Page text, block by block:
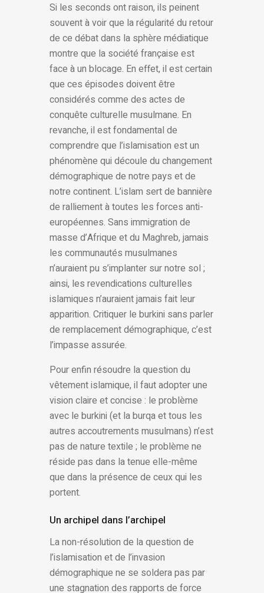
Si les seconds ont raison, ils peinent
souvent à voir que la régularité du retour
de ce débat dans la sphère médiatique
montre que la société française est
face à un blocage. En effet, il est certain
que ces épisodes doivent être
considérés comme des actes de
conquête culturelle musulmane. En
revanche, il est fondamental de
comprendre que l’islamisation est un
phénomène qui découle du changement
démographique de notre pays et de
notre continent. L’islam sert de bannière
de ralliement à toutes les forces anti-
européennes. Sans immigration de
masse d’Afrique et du Maghreb, jamais
les communautés musulmanes
n’auraient pu s’implanter sur notre sol ;
ainsi, les revendications culturelles
islamiques n’auraient jamais fait leur
apparition. Critiquer le burkini sans parler
de remplacement démographique, c’est
l’impasse assurée.
Pour enfin résoudre la question du
vêtement islamique, il faut adopter une
vision claire et concise : le problème
avec le burkini (et la burqa et tous les
autres accoutrements musulmans) n’est
pas de nature textile ; le problème ne
réside pas dans la tenue elle-même
que dans la présence de ceux qui les
portent.
Un archipel dans l’archipel
La non-résolution de la question de
l’islamisation et de l’invasion
démographique ne se soldera pas par
une stagnation des rapports de force